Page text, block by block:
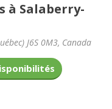
à Salaberry-
) J6S 0M3, Canada